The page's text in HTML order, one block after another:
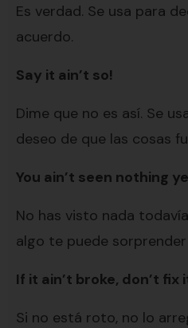
Es verdad. Se usa para
acuerdo.
Say it ain’t so!
Dime que no es así. Se
deseo de que las cosas
You ain’t seen nothing
No has visto nada
algo te puede
If it ain’t broke, don’t fix
Si no está roto, no lo